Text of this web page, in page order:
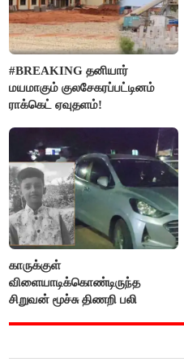
#BREAKING தனியார்
மயமாகும் குலசேகரப்பட்டினம்
ராக்கெட் ஏவுதளம்!
காருக்குள்
விளையாடிக்கொண்டிருந்த
சிறுவன் மூச்சு திணறி பலி